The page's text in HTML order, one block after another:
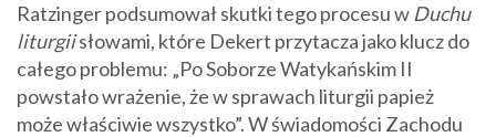
Ratzinger podsumował skutki tego procesu w Duchu
liturgiisłowami, które Dekert przytacza jako klucz do
całego problemu: „Po Soborze Watykańskim II
powstało wrażenie, że w sprawach liturgii papież
może właściwie wszystko”. W świadomości Zachodu